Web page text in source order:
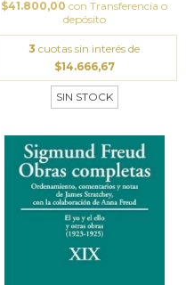
$41.800,00 con Transferencia o
depósito
3 cuotas sin interés de
$14.666,67
SIN STOCK